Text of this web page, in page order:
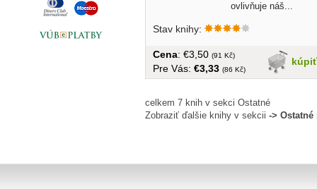
ovlivňuje náš...
Stav knihy:
kúpiť
Cena: €3,50 (91 Kč)
Pre Vás: €3,33 (86 Kč)
celkem 7 knih v sekci Ostatné
Zobraziť ďalšie knihy v sekcii ->